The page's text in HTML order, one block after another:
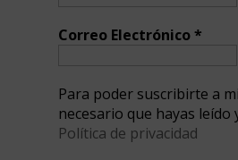
Correo Electrónico*
Para poder suscribirte a
necesario que hayas leído
Política de privacidad